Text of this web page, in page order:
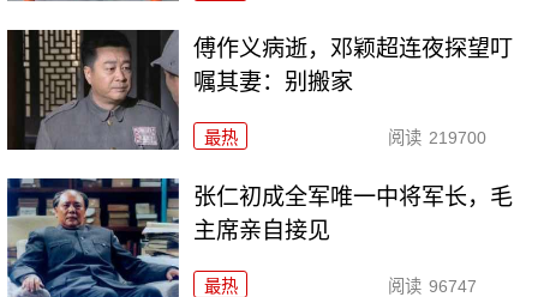
傅作义病逝，邓颖超连夜探望叮
嘱其妻：别搬家
最热 阅读 219700
张仁初成全军唯一中将军长，毛
主席亲自接见
最热 阅读 96747